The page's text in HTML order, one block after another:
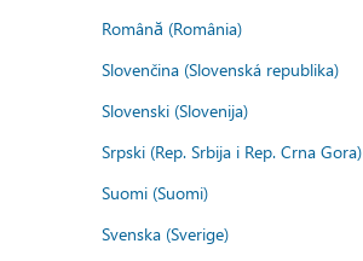
Română (România)
Slovenčina (Slovenská republika)
Slovenski (Slovenija)
Srpski (Rep. Srbija i Rep. Crna Gora)
Suomi (Suomi)
Svenska (Sverige)